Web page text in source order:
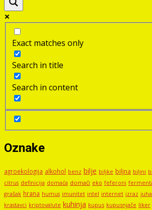
Exact matches only
Search in title
Search in content
Oznake
agroekologija alkohol benz bilje biljke biljna biljni
citrus definicija domaća domaći eko feferoni
grašak hrana humus imunitet intel internet izraz juha
krastavci kriptovalute kuhinja kupus kupusnjače liker